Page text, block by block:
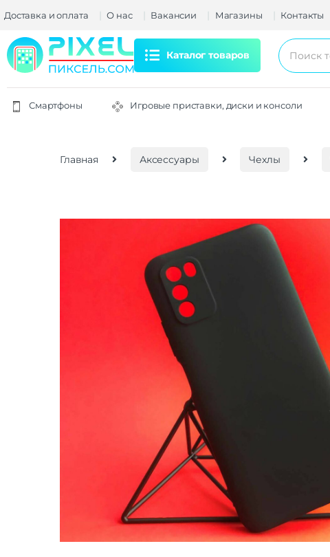
Доставка и оплата О нас Вакансии Магазины Контакты
Каталог товаров
Смартфоны Игровые приставки, диски и консоли
Главная Аксессуары Чехлы